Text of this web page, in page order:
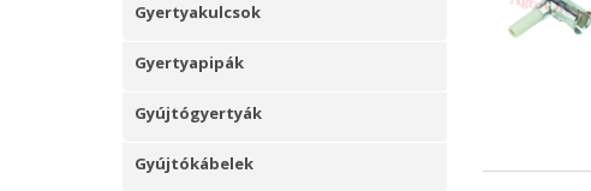
Gyertyakulcsok
Gyertyapipák
Gyújtógyertyák
Gyújtókábelek